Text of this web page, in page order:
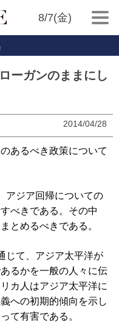
8/7(金)
ーガンのままにし
2014/04/28
あるべき政策について
アジア回帰についての
べきである。その中
とめるべきである。
じて、アジア太平洋が
るかを一般の人々に伝
カ人はアジア太平洋に
への初期的傾向を示し
て有害である。